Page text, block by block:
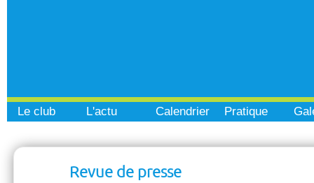
Le club L'actu Calendrier Pratique
Revue de presse